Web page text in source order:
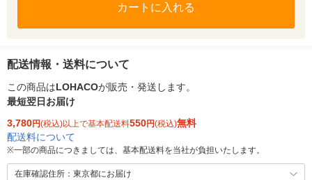
カートに入れる
配送情報・送料について
この商品はLOHACOが販売・発送します。
最短翌日お届け
3,780円(税込)以上で基本配送料550円(税込)無料
配送料について
※一部の商品につきましては、基本配送料を当社が負担いたします。
在庫確認住所：東京都にお届け